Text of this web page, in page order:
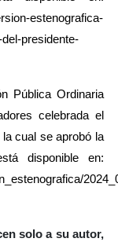
estenografica-
presidente-
Pública Ordinaria
celebrada el
cual se aprobó la
disponible en:
solo a su autor,